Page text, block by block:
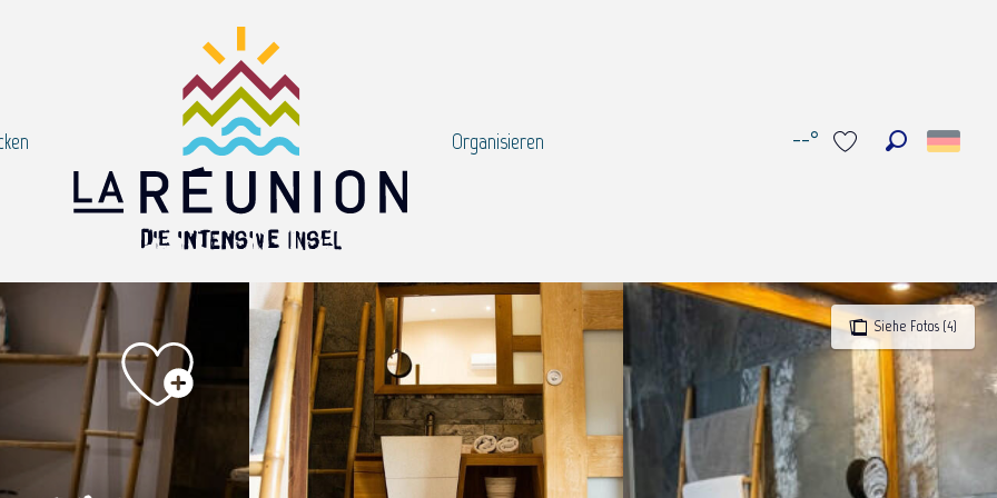
--°
Organisieren
Siehe Fotos (4)